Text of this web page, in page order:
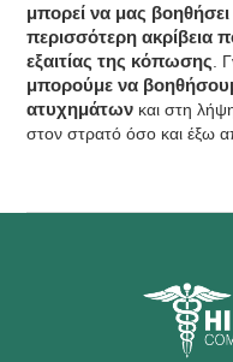
μπορεί να μας
περισσότερη ακρίβεια
εξαιτίας της κόπωσης .
μπορούμε να
ατυχημάτων και στη
στον στρατό όσο και έξω